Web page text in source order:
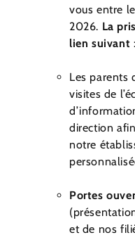
vous entre
2026. La
lien suivant :
Les parents
visites de
direction
notre
Portes
et de nos